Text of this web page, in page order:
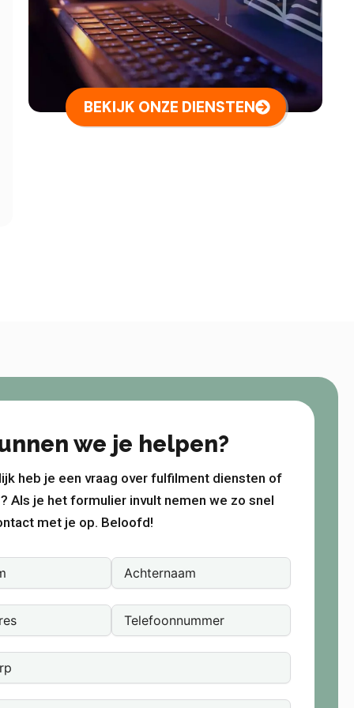
BEKIJK ONZE DIENSTEN
we je helpen?
heb je een vraag over fulfilment diensten of
Als je het formulier invult nemen we zo snel
met je op. Beloofd!